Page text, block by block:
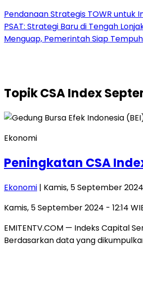
Pendanaan Strategis TOWR untuk
PSAT: Strategi Baru di Tengah
Menguap, Pemerintah Siap
TopikCSA Index
Ekonomi
Peningkatan CSA
Ekonomi | Kamis, 5 September 2024
Kamis, 5 September 2024 - 12:14
EMITENTV.COM — Indeks Capital
Berdasarkan data yang